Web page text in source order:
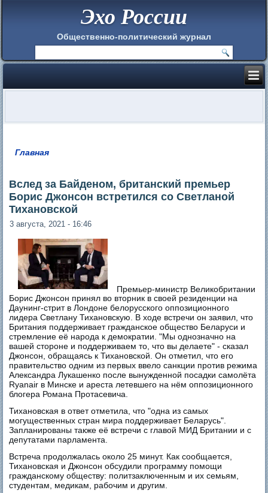
Эхо России
Общественно-политический журнал
Главная
Вслед за Байденом, британский премьер
Борис Джонсон встретился со Светланой
Тихановской
3 августа, 2021 - 16:46
Премьер-министр Великобритании
Борис Джонсон принял во вторник в своей резиденции на
Даунинг-стрит в Лондоне белорусского оппозиционного
лидера Светлану Тихановскую. В ходе встречи он заявил, что
Британия поддерживает гражданское общество Беларуси и
стремление её народа к демократии. "Мы однозначно на
вашей стороне и поддерживаем то, что вы делаете" - сказал
Джонсон, обращаясь к Тихановской. Он отметил, что его
правительство одним из первых ввело санкции против режима
Александра Лукашенко после вынужденной посадки самолёта
Ryanair в Минске и ареста летевшего на нём оппозиционного
блогера Романа Протасевича.
Тихановская в ответ отметила, что "одна из самых
могущественных стран мира поддерживает Беларусь".
Запланированы также её встречи с главой МИД Британии и с
депутатами парламента.
Встреча продолжалась около 25 минут. Как сообщается,
Тихановская и Джонсон обсудили программу помощи
гражданскому обществу: политзаключенным и их семьям,
студентам, медикам, рабочим и другим.